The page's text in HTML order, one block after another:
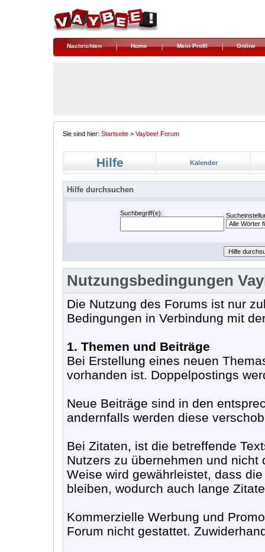
Nachrichten Home Mein Profil Online
Sie sind hier: Startseite > Vaybee! Forum
Hilfe Kalender
Hilfe durchsuchen
Suchbegriff(e):
Nutzungsbedingungen
Die Nutzung des Forums ist nur
Bedingungen in Verbindung mit
1. Themen und Beiträge
Bei Erstellung eines neuen
vorhanden ist. Doppelpostings
Neue Beiträge sind in den
andernfalls werden diese
Bei Zitaten, ist die betreffende
Nutzers zu übernehmen und
Weise wird gewährleistet, dass
bleiben, wodurch auch lange
Kommerzielle Werbung und
Forum nicht gestattet.